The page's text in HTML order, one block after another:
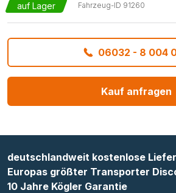
auf Lager Fahrzeug-ID 91260
06032 - 8 004
Kauf anfragen
deutschlandweit kostenlose
Europas größter Transporter
10 Jahre Kögler Garantie